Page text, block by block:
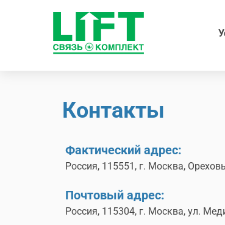
Контакты
Фактический адрес:
Россия, 115551, г. Москва,
Почтовый адрес:
Россия, 115304, г. Москва, ул.